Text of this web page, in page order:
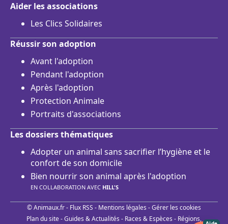
Aider les associations
Les Clics Solidaires
Réussir son adoption
Avant l'adoption
Pendant l'adoption
Après l'adoption
Protection Animale
Portraits d'associations
Les dossiers thématiques
Adopter un animal sans sacrifier l’hygiène et le
confort de son domicile
Bien nourrir son animal après l'adoption
EN COLLABORATION AVEC HILL'S
© Animaux.fr - Flux RSS - Mentions légales -Gérer les cookies
Plan du site-Guides & Actualités - Races & Espèces - Régions,